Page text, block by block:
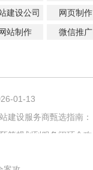
建设公司 网页制作
站制作 微信推广
01-13
建设服务商甄选指南：
算规划到服务闭环全攻